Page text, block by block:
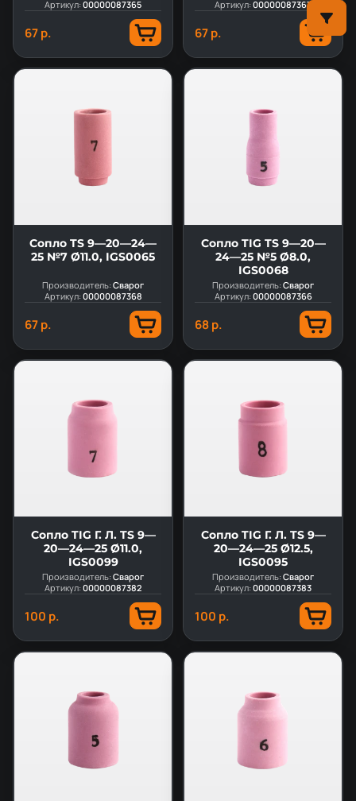
Артикул:00000087365
67 р.
Артикул:00000087367
67 р.
Сопло TS 9—20—24—
25 №7 Ø11.0, IGS0065
Производитель:Сварог
Артикул:00000087368
67 р.
Сопло TIG TS 9—20—
24—25 №5 Ø8.0,
IGS0068
Производитель:Сварог
Артикул:00000087366
68 р.
Сопло TIG Г. Л. TS 9—
20—24—25 Ø11.0,
IGS0099
Производитель:Сварог
Артикул:00000087382
100 р.
Сопло TIG Г. Л. TS 9—
20—24—25 Ø12.5,
IGS0095
Производитель:Сварог
Артикул:00000087383
100 р.